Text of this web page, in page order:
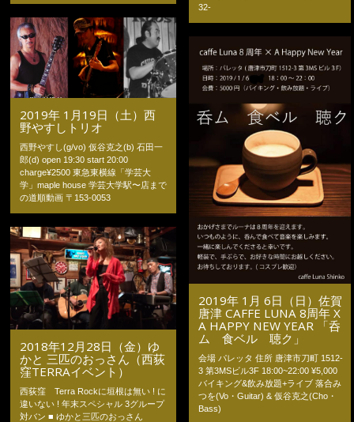
32-
2019年 1月19日（土）西
野やすしトリオ
西野やすし(g/vo) 仮谷克之(b) 石田一
郎(d) open 19:30 start 20:00
charge¥2500 東急東横線「学芸大
学」maple house 学芸大学駅〜店まで
の道順動画 〒153-0053
2019年 1月 6日（日）佐賀
唐津 CAFFE LUNA 8周年 X
A HAPPY NEW YEAR 「呑
ム 食ベル 聴ク」
会場 パレッタ 住所 唐津市刀町 1512-
3 第3MSビル3F 18:00~22:00 ¥5,000
バイキング&飲み放題+ライブ 落合み
つを(Vo・Guitar) & 仮谷克之(Cho・
Bass)
2018年12月28日（金）ゆ
かと 三匹のおっさん（西荻
窪TERRAイベント）
西荻窪 Terra Rockに垣根は無い ! に
違いない ! 年末スペシャル 3グループ
対バン ■ ゆかと三匹のおっさん